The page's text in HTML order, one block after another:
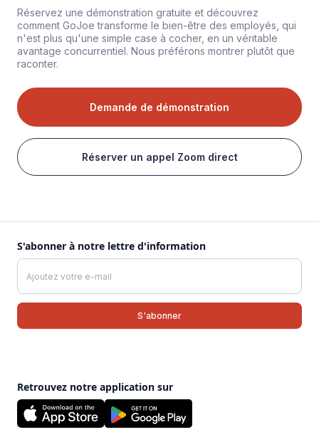
Réservez une démonstration gratuite et découvrez
comment GoJoe transforme le bien-être des employés, qui
n'est plus qu'une simple case à cocher, en un véritable
avantage concurrentiel. Nous préférons montrer plutôt que
raconter.
Demande de démonstration
Réserver un appel Zoom direct
S'abonner à notre lettre d'information
Retrouvez notre application sur